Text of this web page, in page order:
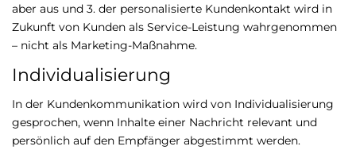
aber aus und 3. der personalisierte Kundenkontakt wird in
Zukunft von Kunden als Service-Leistung wahrgenommen
– nicht als Marketing-Maßnahme.
Individualisierung
In der Kundenkommunikation wird von Individualisierung
gesprochen, wenn Inhalte einer Nachricht relevant und
persönlich auf den Empfänger abgestimmt werden.